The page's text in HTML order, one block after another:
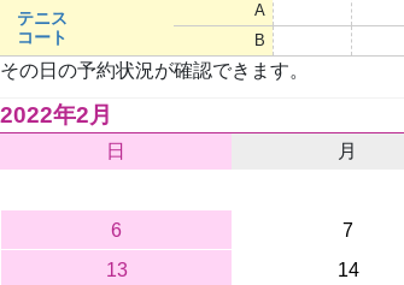
テニス
コート
A
B
その日の予約状況が確認できます。
2022年2月
日 月
6
7
13
14